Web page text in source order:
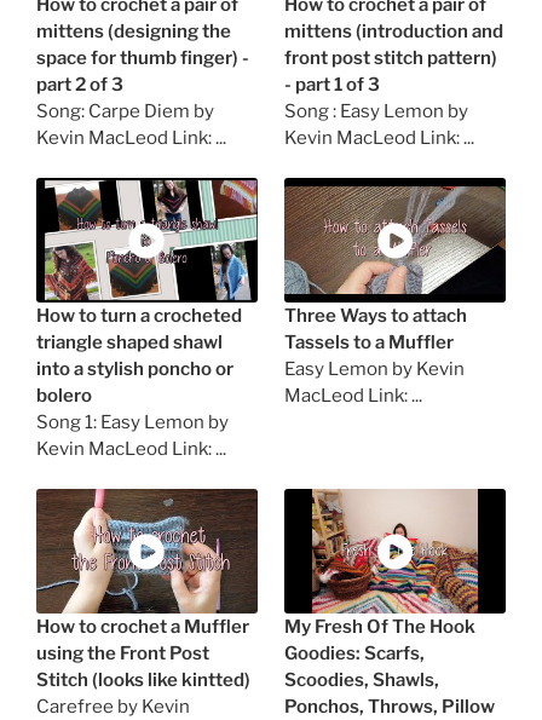
How to crochet a pair of
mittens (designing the
space for thumb finger) -
part 2 of 3
Song: Carpe Diem by
Kevin MacLeod Link: ...
How to crochet a pair of
mittens (introduction and
front post stitch pattern)
- part 1 of 3
Song : Easy Lemon by
Kevin MacLeod Link: ...
How to turn a crocheted
triangle shaped shawl
into a stylish poncho or
bolero
Song 1: Easy Lemon by
Kevin MacLeod Link: ...
Three Ways to attach
Tassels to a Muffler
Easy Lemon by Kevin
MacLeod Link: ...
How to crochet a Muffler
using the Front Post
Stitch (looks like kintted)
Carefree by Kevin
My Fresh Of The Hook
Goodies: Scarfs,
Scoodies, Shawls,
Ponchos, Throws, Pillow